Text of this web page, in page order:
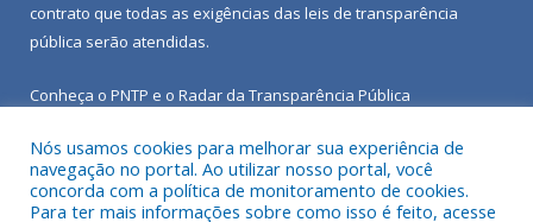
contrato que todas as exigências das leis de transparência
pública serão atendidas.
Conheça o PNTP e o Radar da Transparência Pública
Nós usamos cookies para melhorar sua experiência de
navegação no portal. Ao utilizar nosso portal, você
concorda com a política de monitoramento de cookies.
Para ter mais informações sobre como isso é feito, acesse